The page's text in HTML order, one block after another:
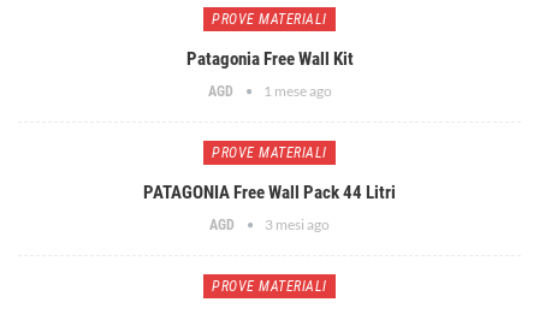
PROVE MATERIALI
Patagonia Free Wall Kit
AGD 1 mese ago
PROVE MATERIALI
PATAGONIA Free Wall Pack 44 Litri
AGD 3 mesi ago
PROVE MATERIALI